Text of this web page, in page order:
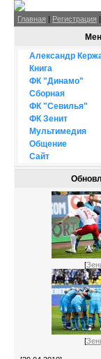
Главная | Регистрация |
Александр
Книга
ФК "Динамо"
Сборная
ФК "Севилья"
ФК Зенит
Мультимедия
Общение
Сайт
[
[